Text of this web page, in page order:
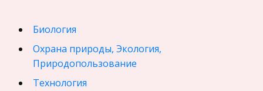
Биология
Охрана природы, Экология,
Природопользование
Технология